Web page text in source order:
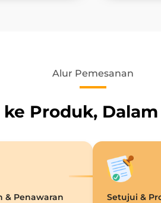
Alur Pemesanan
ke Produk,
& Penawaran Setujui &